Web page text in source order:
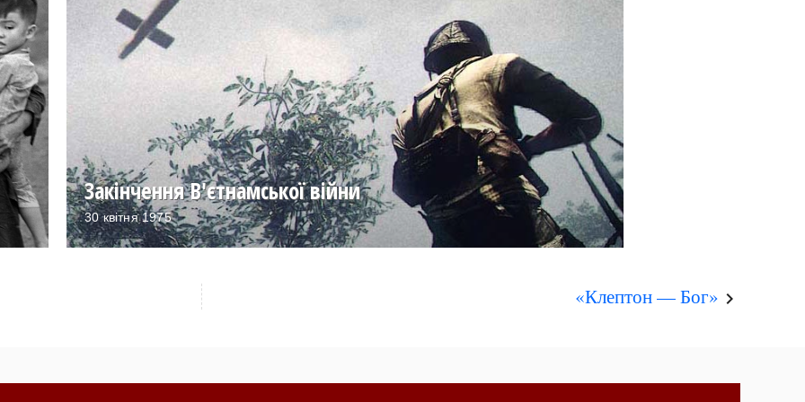
Закінчення В'єтнамської війни
30 квітня 1975
«Клептон — Бог» keyboard_arrow_right